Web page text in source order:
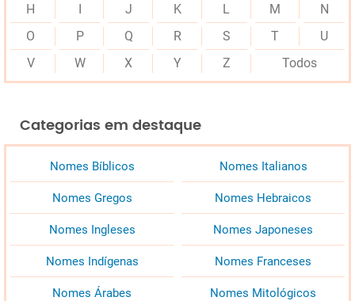
H
J K L M
N
O
P Q R S T
U
V
W X Y Z Todos
Categorias em destaque
Nomes Bíblicos Nomes Italianos
Nomes Gregos Nomes Hebraicos
Nomes Ingleses Nomes Japoneses
Nomes Indígenas Nomes Franceses
Nomes Árabes Nomes Mitológicos